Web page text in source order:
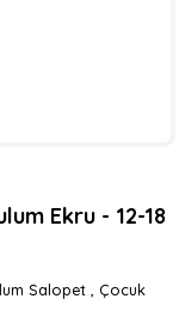
Ekru - 12-18
Salopet
Çocuk